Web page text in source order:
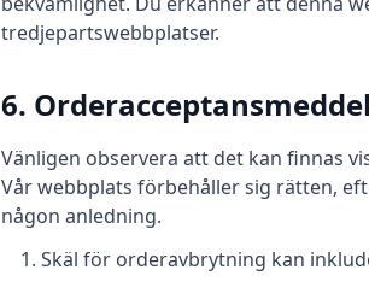
tredjepartswebbplatser.
6.
Vänligen observera att det kan finnas
Vår webbplats förbehåller sig rätten,
någon anledning.
Skäl för orderavbrytning kan